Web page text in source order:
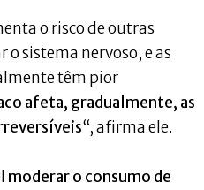
o risco de outras
sistema nervoso, e as
têm pior
afeta, gradualmente, as
“, afirma ele.
moderar o consumo de